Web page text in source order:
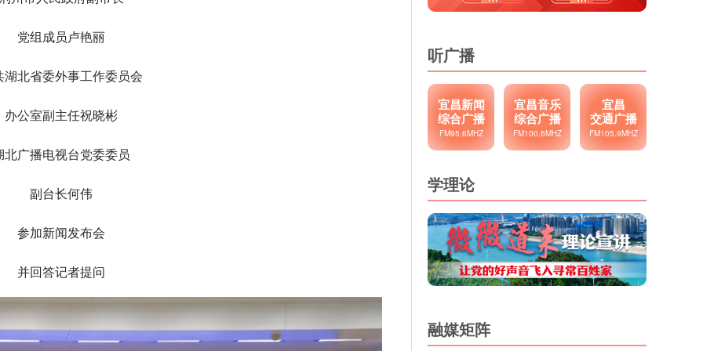
党组成员卢艳丽
湖北省委外事工作委员会
办公室副主任祝晓彬
北广播电视台党委委员
副台长何伟
参加新闻发布会
并回答记者提问
听广播
宜昌新闻
综合广播
FM95.6MHZ
宜昌音乐
综合广播
FM100.6MHZ
宜昌
交通广播
FM105.9MHZ
学理论
融媒矩阵